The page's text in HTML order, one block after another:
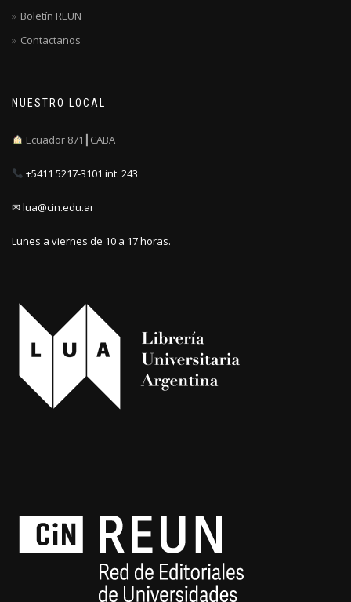
Boletín REUN
Contactanos
NUESTRO LOCAL
Ecuador 871┃CABA
+5411 5217-3101 int. 243
✉ lua@cin.edu.ar
Lunes a viernes de 10 a 17 horas.